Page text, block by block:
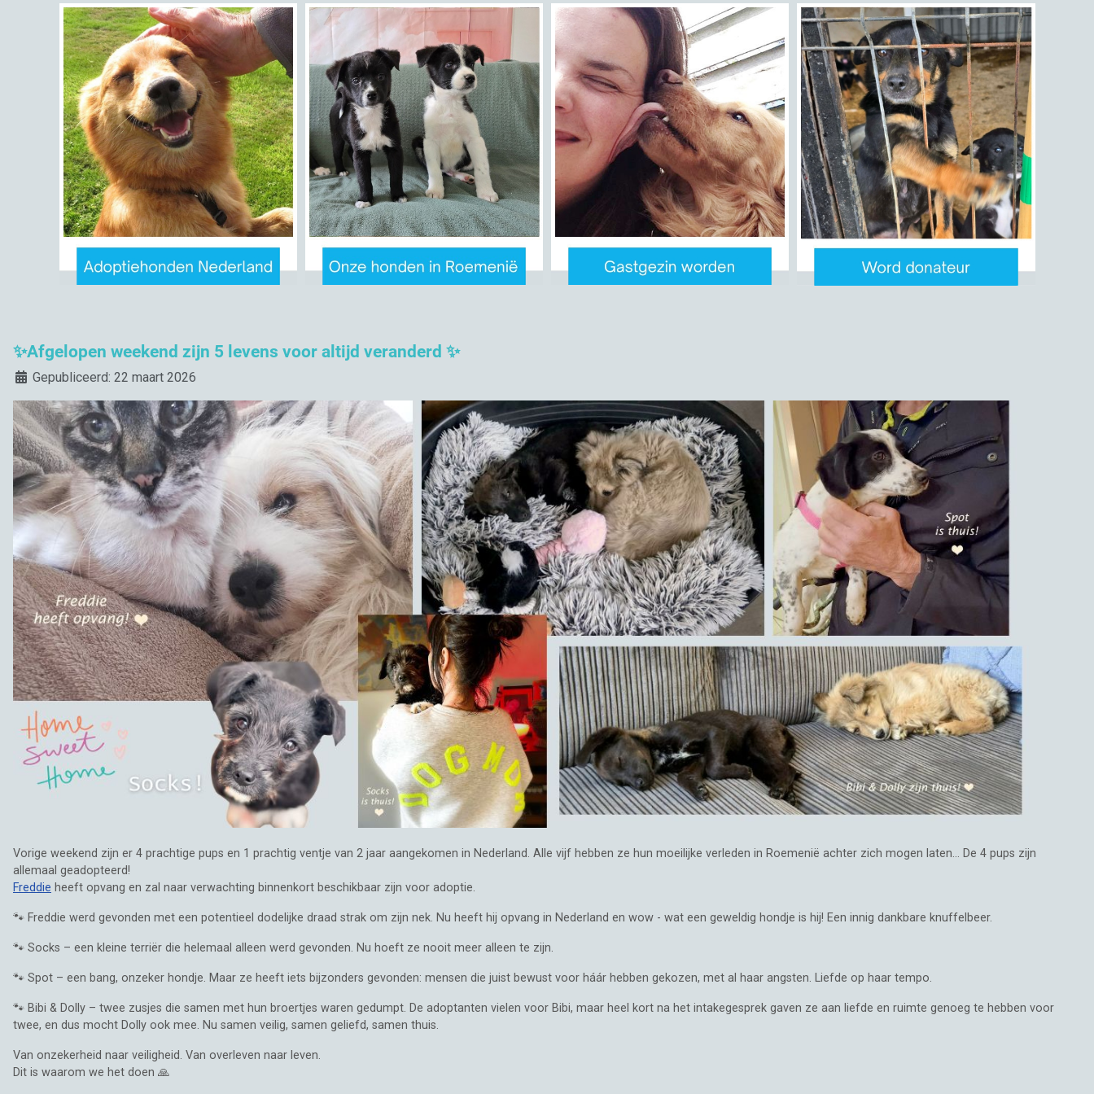
✨Afgelopen weekend zijn 5 levens voor altijd veranderd ✨
DetailsGepubliceerd: 22 maart 2026
Vorige weekend zijn er 4 prachtige pups en 1 prachtig ventje van 2 jaar aangekomen in Nederland. Alle vijf hebben ze hun moeilijke verleden in Roemenië achter zich mogen laten… De 4 pups zijn
allemaal geadopteerd!
Freddie heeft opvang en zal naar verwachting binnenkort beschikbaar zijn voor adoptie.
🐾 Freddie werd gevonden met een potentieel dodelijke draad strak om zijn nek. Nu heeft hij opvang in Nederland en wow - wat een geweldig hondje is hij! Een innig dankbare knuffelbeer.
🐾 Socks – een kleine terriër die helemaal alleen werd gevonden. Nu hoeft ze nooit meer alleen te zijn.
🐾 Spot – een bang, onzeker hondje. Maar ze heeft iets bijzonders gevonden: mensen die juist bewust voor háár hebben gekozen, met al haar angsten. Liefde op haar tempo.
🐾 Bibi & Dolly – twee zusjes die samen met hun broertjes waren gedumpt. De adoptanten vielen voor Bibi, maar heel kort na het intakegesprek gaven ze aan liefde en ruimte genoeg te hebben voor
twee, en dus mocht Dolly ook mee. Nu samen veilig, samen geliefd, samen thuis.
Van onzekerheid naar veiligheid. Van overleven naar leven.
Dit is waarom we het doen 🙏